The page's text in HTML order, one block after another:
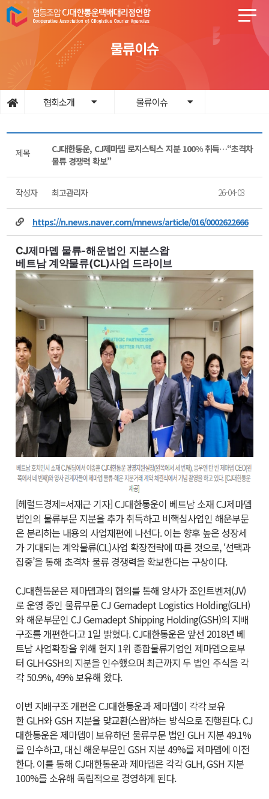
물류이슈
협회소개 물류이슈
제목
CJ대한통운, CJ제마뎁 로지스틱스 지분 100% 취득…“초격차
물류 경쟁력 확보”
작성자 최고관리자 26-04-03
https://n.news.naver.com/mnews/article/016/0002622666
CJ제마뎁 물류-해운법인 지분스왑
베트남 계약물류(CL)사업 드라이브
[헤럴드경제=서재근 기자]CJ대한통운이 베트남 소재CJ제마뎁
법인의 물류부문 지분을 추가 취득하고 비핵심사업인 해운부문
은 분리하는 내용의 사업재편에 나선다. 이는 향후 높은 성장세
가 기대되는 계약물류(CL)사업 확장전략에 따른 것으로, ‘선택과
집중’을 통해 초격차 물류 경쟁력을 확보한다는 구상이다.
CJ대한통운은 제마뎁과의 협의를 통해 양사가 조인트벤처(JV)
로 운영 중인 물류부문CJGemadeptLogistics Holding(GLH)
와 해운부문인CJGemadeptShippingHolding(GSH)의 지배
구조를 개편한다고 1일 밝혔다.CJ대한통운은 앞선 2018년 베
트남 사업확장을 위해 현지 1위 종합물류기업인 제마뎁으로부
터GLH·GSH의 지분을 인수했으며 최근까지 두 법인 주식을 각
각 50.9%, 49% 보유해 왔다.
이번 지배구조 개편은CJ대한통운과 제마뎁이 각각 보유
한GLH와GSH 지분을 맞교환(스왑)하는 방식으로 진행된다.CJ
대한통운은 제마뎁이 보유하던 물류부문 법인GLH 지분 49.1%
를 인수하고, 대신 해운부문인GSH 지분 49%를 제마뎁에 이전
한다. 이를 통해CJ대한통운과 제마뎁은 각각GLH,GSH 지분
100%를 소유해 독립적으로 경영하게 된다.